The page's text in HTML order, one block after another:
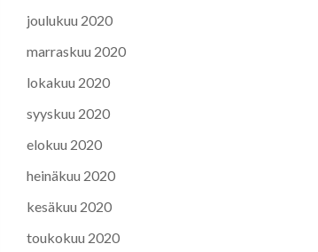
joulukuu 2020
marraskuu 2020
lokakuu 2020
syyskuu 2020
elokuu 2020
heinäkuu 2020
kesäkuu 2020
toukokuu 2020